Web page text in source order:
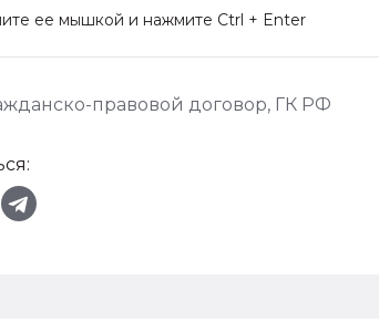
ее мышкой и нажмите Ctrl + Enter
правовой договор, ГК РФ